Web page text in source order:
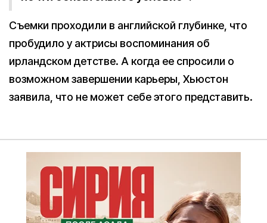
Съемки проходили в английской глубинке, что
пробудило у актрисы воспоминания об
ирландском детстве. А когда ее спросили о
возможном завершении карьеры, Хьюстон
заявила, что не может себе этого представить.